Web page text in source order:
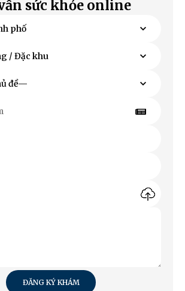
sức khỏe online
ĐĂNG KÝ KHÁM